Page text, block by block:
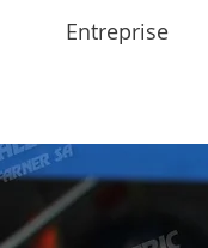
Entreprise